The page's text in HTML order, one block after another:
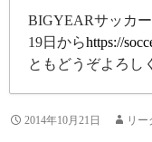
BIGYEARサッカ
19日からhttps://
ともどうぞよろし
2014年10月21日 リ